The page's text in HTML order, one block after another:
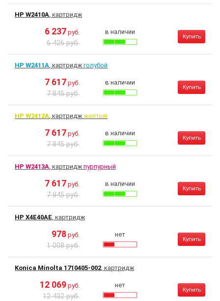
HP W2410A, картридж
6 237 руб.
6 426 руб.
в наличии
Купить
HP W2411A, картридж голубой
7 617 руб.
7 845 руб.
в наличии
Купить
HP W2412A, картридж желтый
7 617 руб.
7 845 руб.
в наличии
Купить
HP W2413A, картридж пурпурный
7 617 руб.
7 845 руб.
в наличии
Купить
HP X4E40AE, картридж
978 руб.
1 008 руб.
нет
Купить
Konica Minolta 1710405-002, картридж
12 069 руб.
12 432 руб.
нет
Купить